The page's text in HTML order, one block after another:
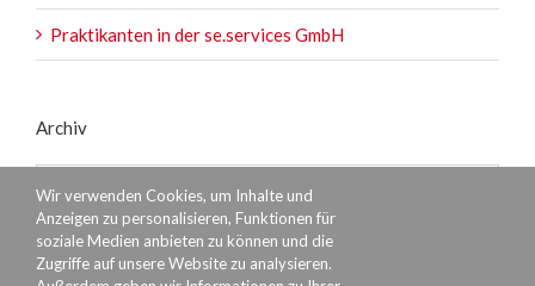
Praktikanten in der se.services GmbH
Archiv
Wir verwenden Cookies, um Inhalte und
Anzeigen zu personalisieren, Funktionen für
soziale Medien anbieten zu können und die
Zugriffe auf unsere Website zu analysieren.